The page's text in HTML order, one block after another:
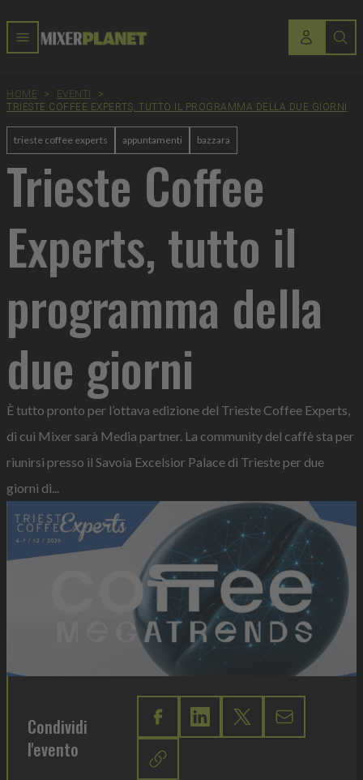
HOME > EVENTI
>
TRIESTE COFFEE EXPERTS, TUTTO IL PROGRAMMA DELLA DUE GIORNI
trieste coffee experts appuntamenti bazzara
Trieste Coffee
Experts, tutto il
programma della
due giorni
È tutto pronto per l’ottava edizione del Trieste Coffee Experts,
di cui Mixer sarà Media partner. La community del caffè sta per
riunirsi presso il Savoia Excelsior Palace di Trieste per due
giorni di...
Condividi
l'evento